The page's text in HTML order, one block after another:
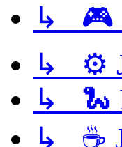
↳ 🎮
↳ ⚙️
↳ 🐍
↳ ☕